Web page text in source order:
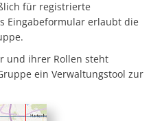
für registrierte
Eingabeformular erlaubt die
und ihrer Rollen steht
ein Verwaltungstool zur